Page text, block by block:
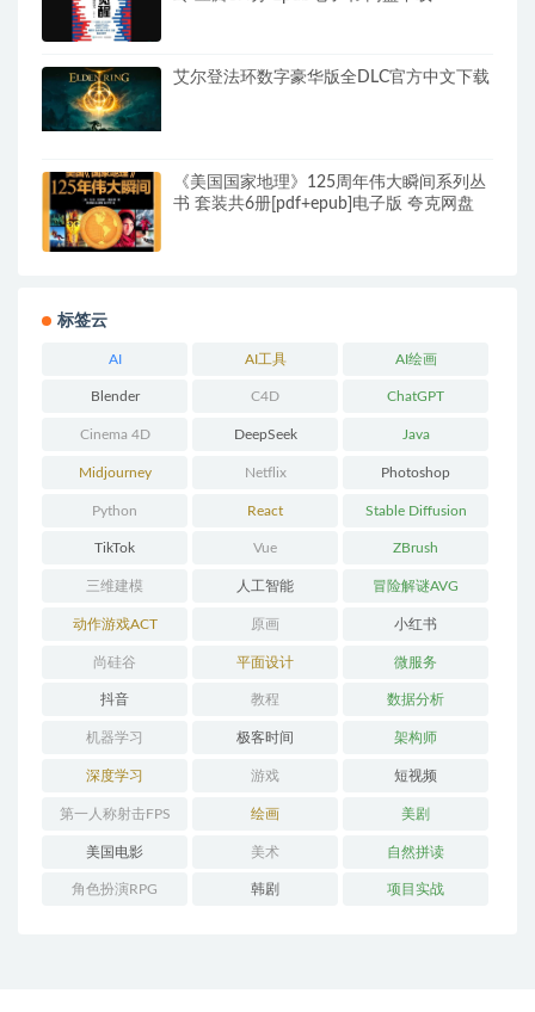
艾尔登法环数字豪华版全DLC官方中文下载
《美国国家地理》125周年伟大瞬间系列丛
书 套装共6册[pdf+epub]电子版 夸克网盘
标签云
AI AI工具 AI绘画
Blender C4D ChatGPT
Cinema 4D DeepSeek Java
Midjourney Netflix Photoshop
Python React Stable Diffusion
TikTok Vue ZBrush
三维建模 人工智能 冒险解谜AVG
动作游戏ACT 原画 小红书
尚硅谷 平面设计 微服务
抖音 教程 数据分析
机器学习 极客时间 架构师
深度学习 游戏 短视频
第一人称射击FPS 绘画 美剧
美国电影 美术 自然拼读
角色扮演RPG 韩剧 项目实战